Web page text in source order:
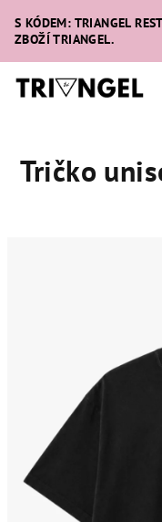
obsah
S KÓDEM: TRIANGEL
ZBOŽÍ TRIANGEL.
Tričko